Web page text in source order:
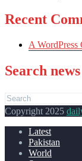
Recent
A WordPress
Search news
Copyright 2025
Latest
Pakistan
World